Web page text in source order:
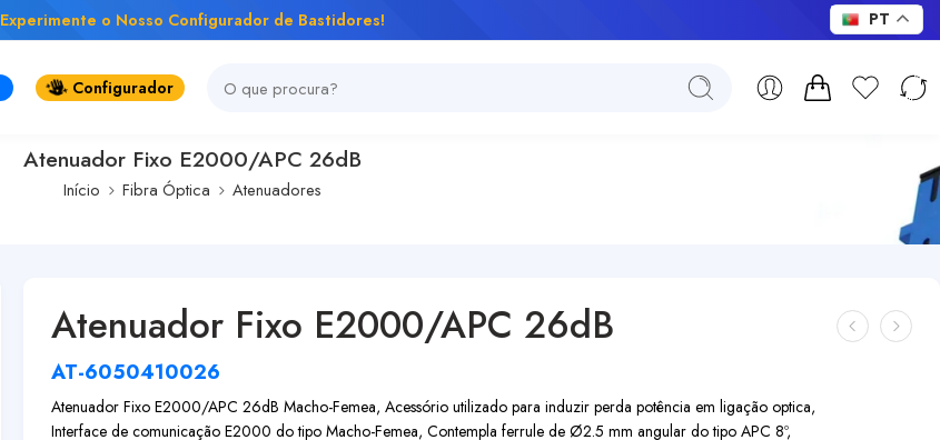
Experimente o Nosso Configurador de Bastidores!
Configurador
Atenuador Fixo E2000/APC 26dB
Início Fibra Óptica Atenuadores
Atenuador Fixo E2000/APC 26dB
AT-6050410026
Atenuador Fixo E2000/APC 26dB Macho-Femea, Acessório utilizado para induzir perda potência em ligação optica,
Interface de comunicação E2000 do tipo Macho-Femea, Contempla ferrule de Ø2.5 mm angular do tipo APC 8º,
PT